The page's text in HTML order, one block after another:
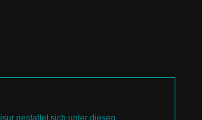
gestaltet sich unter diesen